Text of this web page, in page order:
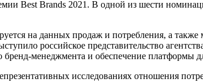
Best Brands 2021. В одной из шести
на данных продаж и потребления, а
российское представительство
менеджмента и обеспечение платформы
исследованиях отношения